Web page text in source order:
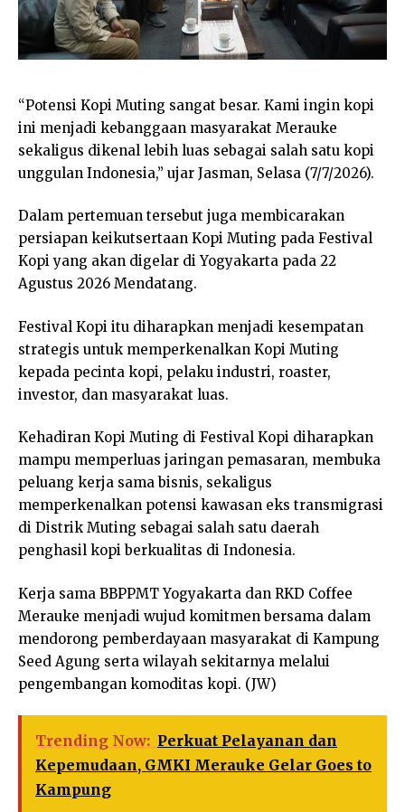
“Potensi Kopi Muting sangat besar. Kami ingin kopi
ini menjadi kebanggaan masyarakat Merauke
sekaligus dikenal lebih luas sebagai salah satu kopi
unggulan Indonesia,” ujar Jasman, Selasa (7/7/2026).
Dalam pertemuan tersebut juga membicarakan
persiapan keikutsertaan Kopi Muting pada Festival
Kopi yang akan digelar di Yogyakarta pada 22
Agustus 2026 Mendatang.
Festival Kopi itu diharapkan menjadi kesempatan
strategis untuk memperkenalkan Kopi Muting
kepada pecinta kopi, pelaku industri, roaster,
investor, dan masyarakat luas.
Kehadiran Kopi Muting di Festival Kopi diharapkan
mampu memperluas jaringan pemasaran, membuka
peluang kerja sama bisnis, sekaligus
memperkenalkan potensi kawasan eks transmigrasi
di Distrik Muting sebagai salah satu daerah
penghasil kopi berkualitas di Indonesia.
Kerja sama BBPPMT Yogyakarta dan RKD Coffee
Merauke menjadi wujud komitmen bersama dalam
mendorong pemberdayaan masyarakat di Kampung
Seed Agung serta wilayah sekitarnya melalui
pengembangan komoditas kopi. (JW)
Trending Now: Perkuat Pelayanan dan
Kepemudaan, GMKI Merauke Gelar Goes to
Kampung